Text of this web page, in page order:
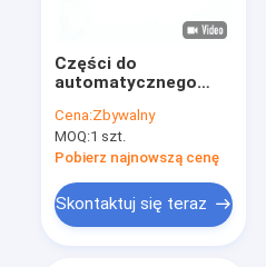
tnącego
Części do
automatycznego
dociskowej 55375001
55375000 Elementy
maszyn
Cena:Zbywalny
MOQ:1 szt.
Pobierz najnowszą cenę
Skontaktuj się teraz